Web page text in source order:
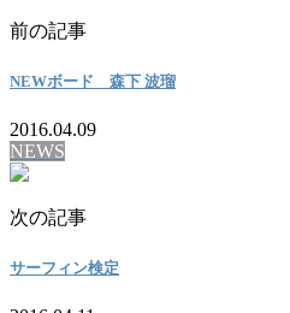
前の記事
NEWボード 森下 波瑠
2016.04.09
NEWS
次の記事
サーフィン検定